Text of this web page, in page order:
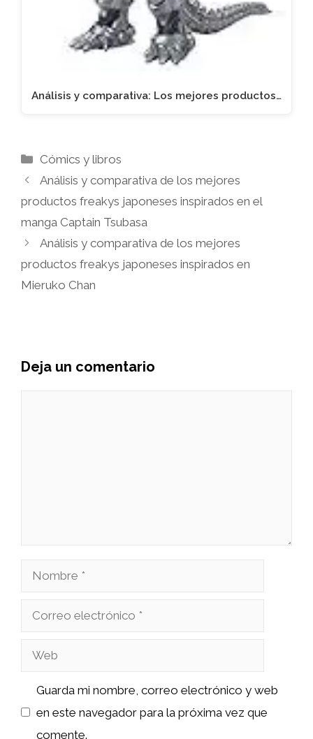
Análisis y comparativa: Los mejores productos…
Categorías
Cómics y libros
Análisis y comparativa de los mejores
productos freakys japoneses inspirados en el
manga Captain Tsubasa
Análisis y comparativa de los mejores
productos freakys japoneses inspirados en
Mieruko Chan
Deja un comentario
Nombre
Correo
Web
Guarda mi nombre, correo electrónico y web
en este navegador para la próxima vez que
comente.